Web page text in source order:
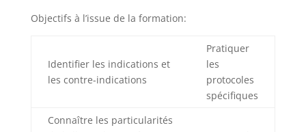
Objectifs à l’issue de la formation:
Identifier les indications et
les contre-indications
Pratiquer
les
protocoles
spécifiques
Connaître les particularités